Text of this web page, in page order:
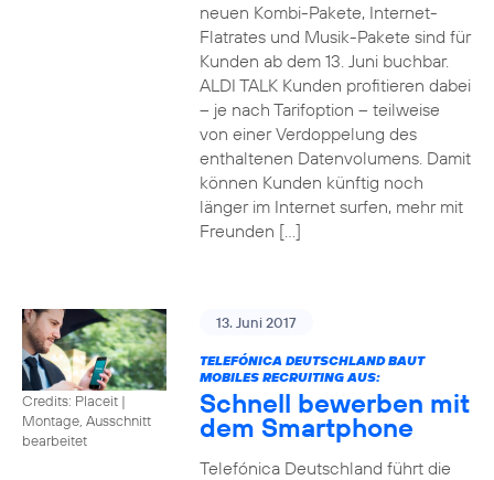
neuen Kombi-Pakete, Internet-
Flatrates und Musik-Pakete sind für
Kunden ab dem 13. Juni buchbar.
ALDI TALK Kunden profitieren dabei
– je nach Tarifoption – teilweise
von einer Verdoppelung des
enthaltenen Datenvolumens. Damit
können Kunden künftig noch
länger im Internet surfen, mehr mit
Freunden […]
Credits: Placeit |
Montage, Ausschnitt
bearbeitet
13. Juni 2017
TELEFÓNICA DEUTSCHLAND BAUT
MOBILES RECRUITING AUS:
Schnell bewerben mit
dem Smartphone
Telefónica Deutschland führt die